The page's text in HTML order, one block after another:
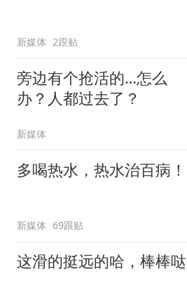
新媒体 2跟贴
旁边有个抢活的…怎么
办？人都过去了？
新媒体
多喝热水，热水治百病！
新媒体 69跟贴
这滑的挺远的哈，棒棒哒